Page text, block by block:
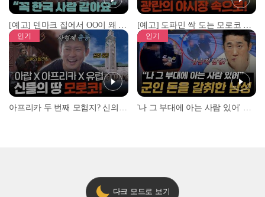
[예고] 덴마크 집에서 OO이 왜 나와...? 이상할 정도로 한국을 사랑하는 우리 형을 제보합니다! [예고] 도파민 싹 도는 모로코 야시장 투어!
인기 인기
다크 모드로 보기